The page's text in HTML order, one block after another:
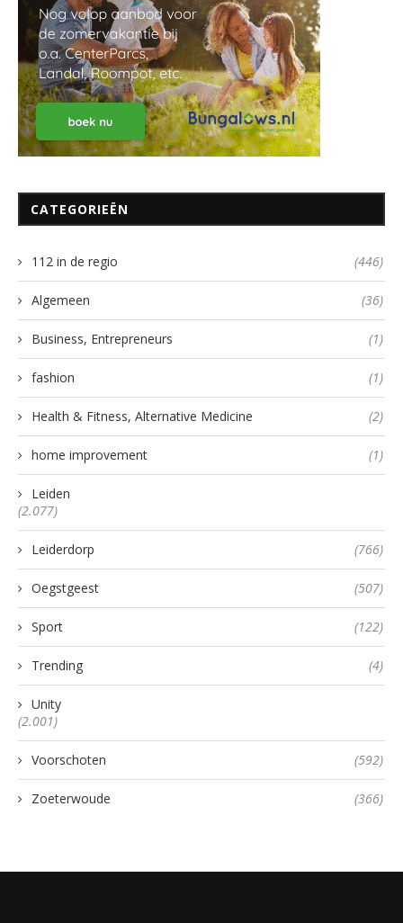
CATEGORIEËN
112 in de regio (446)
Algemeen (36)
Business, Entrepreneurs (1)
fashion (1)
Health & Fitness, Alternative Medicine (2)
home improvement (1)
Leiden
(2.077)
Leiderdorp (766)
Oegstgeest (507)
Sport (122)
Trending (4)
Unity
(2.001)
Voorschoten (592)
Zoeterwoude (366)